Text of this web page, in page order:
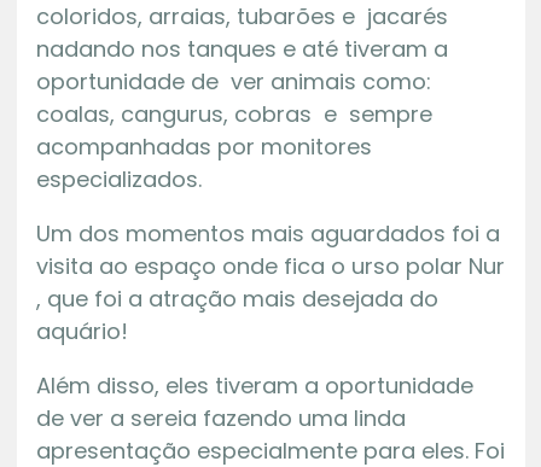
coloridos, arraias, tubarões e jacarés
nadando nos tanques e até tiveram a
oportunidade de ver animais como:
coalas, cangurus, cobras e sempre
acompanhadas por monitores
especializados.
Um dos momentos mais aguardados foi a
visita ao espaço onde fica o urso polar Nur
, que foi a atração mais desejada do
aquário!
Além disso, eles tiveram a oportunidade
de ver a sereia fazendo uma linda
apresentação especialmente para eles. Foi